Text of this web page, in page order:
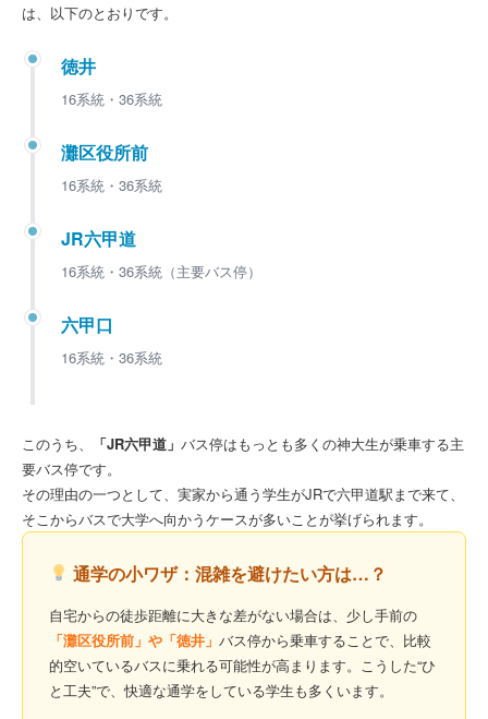
は、以下のとおりです。
徳井
16系統・36系統
灘区役所前
16系統・36系統
JR六甲道
16系統・36系統（主要バス停）
六甲口
16系統・36系統
このうち、 「JR六甲道」 バス停はもっとも多くの神大生が乗車する主
要バス停です。
その理由の一つとして、実家から通う学生がJRで六甲道駅まで来て、
そこからバスで大学へ向かうケースが多いことが挙げられます。
通学の小ワザ：混雑を避けたい方は…？
自宅からの徒歩距離に大きな差がない場合は、少し手前の
「灘区役所前」や「徳井」 バス停から乗車することで、比較
的空いているバスに乗れる可能性が高まります。こうした“ひ
と工夫”で、快適な通学をしている学生も多くいます。